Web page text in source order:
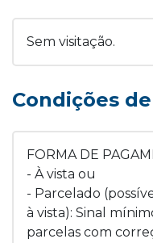
Sem visitação.
Condições
FORMA DE
- À vista ou
- Parcelado
à vista): Sinal
parcelas com